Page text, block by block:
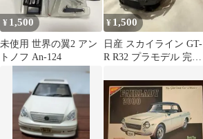
¥ 1,500
未使用 世界の翼2 アン
トノフ An-124
¥ 1,500
日産 スカイライン GT-
R R32 プラモデル 完成